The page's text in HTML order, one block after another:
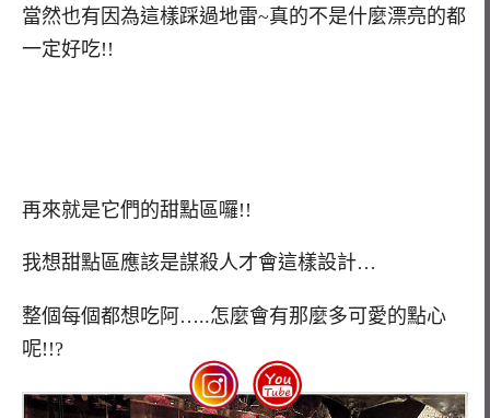
當然也有因為這樣踩過地雷~真的不是什麼漂亮的都
一定好吃!!
再來就是它們的甜點區囉!!
我想甜點區應該是謀殺人才會這樣設計…
整個每個都想吃阿…..怎麼會有那麼多可愛的點心
呢!!?